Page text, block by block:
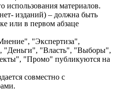
использования материалов.
изданий) – должна быть
или в первом абзаце
"Экспертиза",
"Деньги", "Власть", "Выборы",
"Промо" публикуются на
совместно с